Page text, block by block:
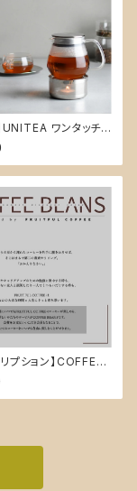
UNITEA ワンタッチテ
460ml
リプション】COFFEE
Plan 店舗
精算用